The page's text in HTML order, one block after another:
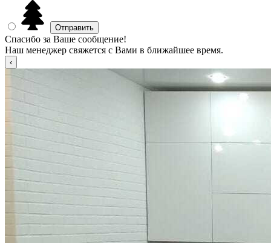
Спасибо за Ваше сообщение!
Наш менеджер свяжется с Вами в ближайшее время.